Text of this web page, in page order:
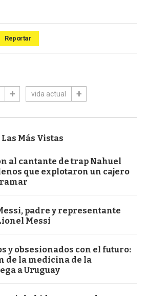
Reportar
vida actual
Las Más Vistas
al cantante de trap Nahuel
que explotaron un cajero
padre y representante
Messi
y obsesionados con el futuro:
de la medicina de la
a Uruguay